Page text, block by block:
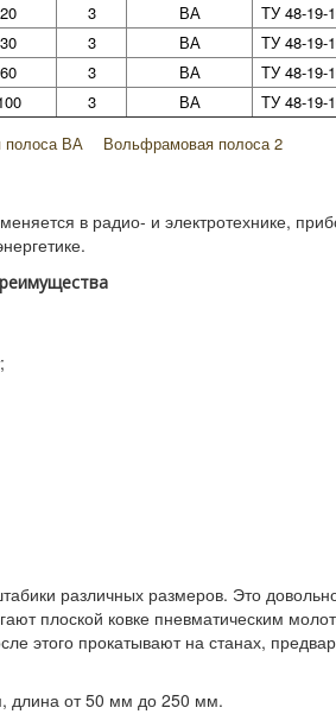
20 3 ВА ТУ 48-19-
30 3 ВА ТУ 48-19-
60 3 ВА ТУ 48-19-
3 ВА ТУ 48-19-
полоса ВА Вольфрамовая полоса 2
в радио- и электротехнике,
различных размеров. Это
плоской ковке пневматическим
этого прокатывают на станах,
от 50 мм до 250 мм.